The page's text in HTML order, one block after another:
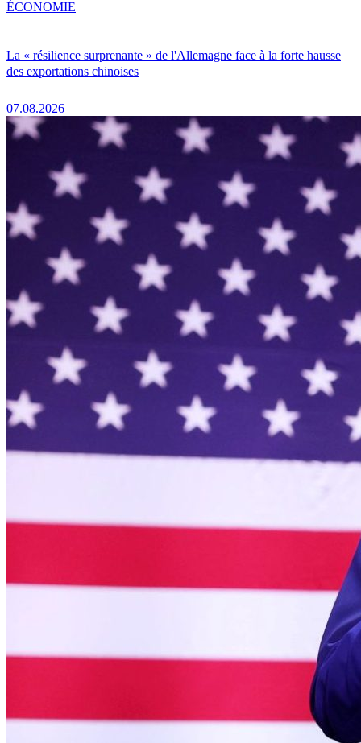
La « résilience surprenante » de l'Allemagne face à la forte hausse
des exportations chinoises
07.08.2026
ÉCONOMIE